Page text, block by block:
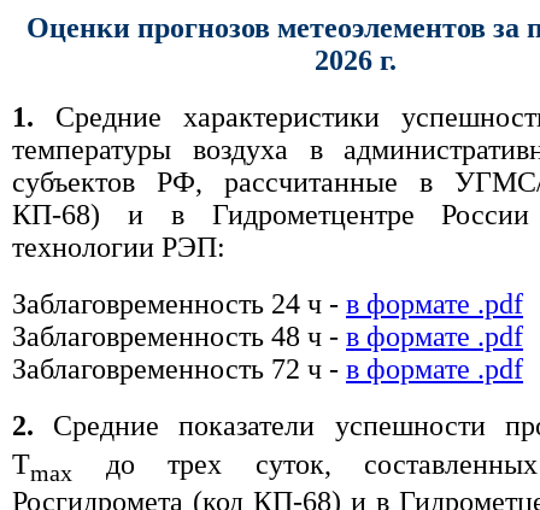
Оценки прогнозов метеоэлементов за
2026 г.
1. Средние характеристики
температуры воздуха в
субъектов РФ, рассчитанные в
КП-68) и в Гидрометцентре
технологии РЭП:
Заблаговременность 24 ч - в формате .pdf
Заблаговременность 48 ч - в формате .pdf
Заблаговременность 72 ч - в формате .pdf
2. Средние показатели успешности
Tmax
до трех суток,
Росгидромета (код КП-68) и в